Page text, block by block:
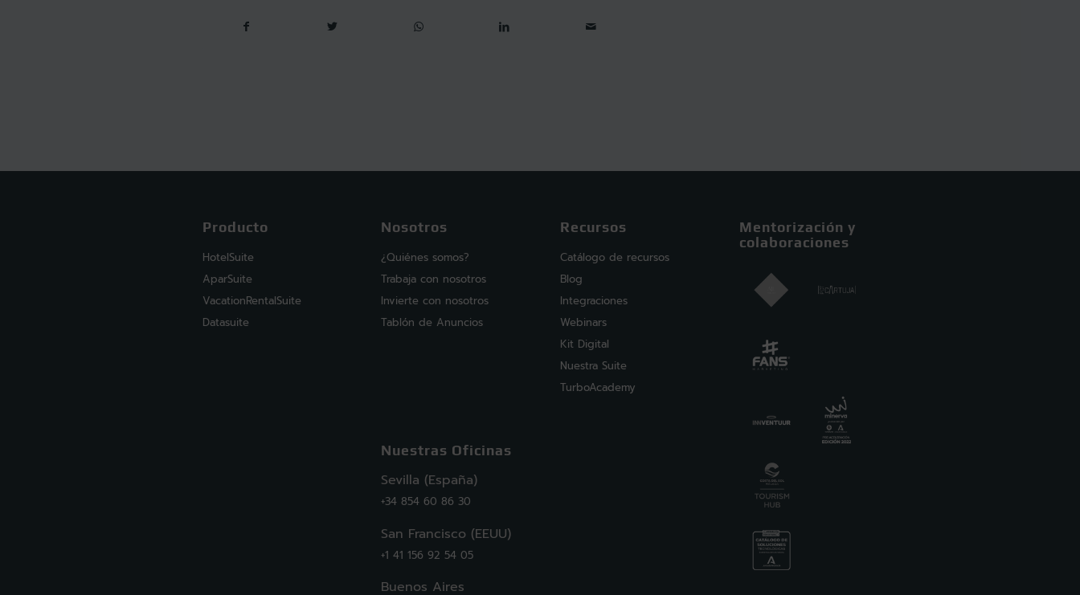
Producto
HotelSuite
AparSuite
VacationRentalSuite
Datasuite
Nosotros
¿Quiénes somos?
Trabaja con nosotros
Invierte con nosotros
Tablón de Anuncios
Nuestras Oficinas
Sevilla (España)
+34 854 60 86 30
San Francisco (EEUU)
+1 41 156 92 54 05
Buenos Aires
Recursos
Catálogo de recursos
Blog
Integraciones
Webinars
Kit Digital
Nuestra Suite
TurboAcademy
Mentorización y
colaboraciones